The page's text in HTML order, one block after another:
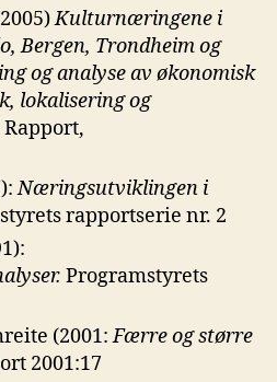
Kulturnæringene i
Bergen, Trondheim og
og analyse av økonomisk
lokalisering og
Rapport,
Næringsutviklingen i
rapportserie nr. 2
Programstyrets
(2001:Færre og større
2001:17